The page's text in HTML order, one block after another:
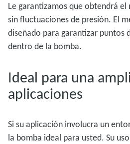
Le garantizamos que obtendrá
sin fluctuaciones de presión. El
diseñado para garantizar puntos
dentro de la bomba.
Ideal para una
aplicaciones
Si su aplicación involucra un
la bomba ideal para usted. Su